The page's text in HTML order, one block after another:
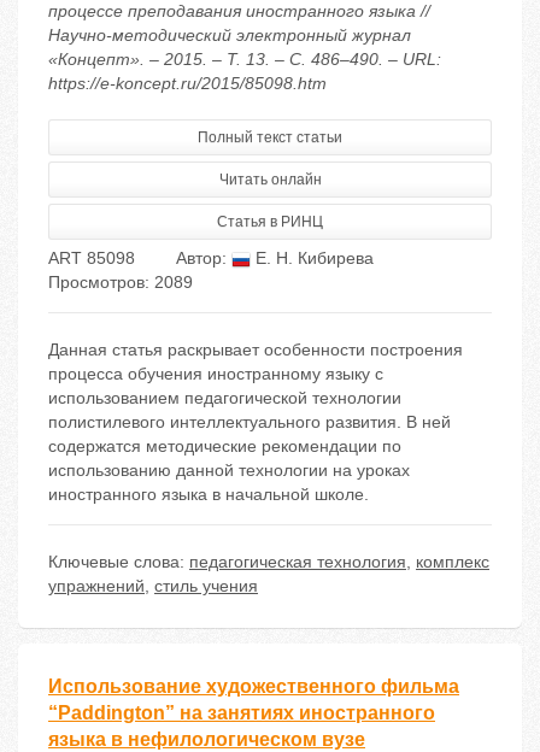
процессе преподавания иностранного языка //
Научно-методический электронный журнал
«Концепт». – 2015. – Т. 13. – С. 486–490. – URL:
https://e-koncept.ru/2015/85098.htm
Полный текст статьи
Читать онлайн
Статья в РИНЦ
ART 85098 Автор:
Е. Н. Кибирева
Просмотров: 2089
Данная статья раскрывает особенности построения
процесса обучения иностранному языку с
использованием педагогической технологии
полистилевого интеллектуального развития. В ней
содержатся методические рекомендации по
использованию данной технологии на уроках
иностранного языка в начальной школе.
Ключевые слова: педагогическая технология, комплекс
упражнений, стиль учения
Использование художественного фильма
“Paddington” на занятиях иностранного
языка в нефилологическом вузе